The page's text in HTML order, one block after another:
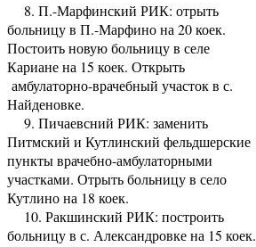
8. П.-Марфинский РИК: отрыть
больницу в П.-Марфино на 20 коек.
Постоить новую больницу в селе
Кариане на 15 коек. Открыть
амбулаторно-врачебный участок в с.
Найденовке.
9. Пичаевсний РИК: заменить
Питмский и Кутлинский фельдшерские
пункты врачебно-амбулаторными
участками. Отрыть больницу в село
Кутлино на 18 коек.
10. Ракшинский РИК: построить
больницу в с. Александровке на 15 коек.